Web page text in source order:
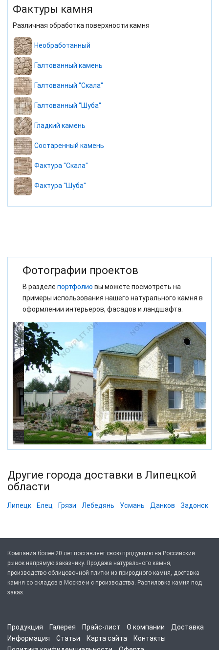
Фактуры камня
Различная обработка поверхности камня
Необработанный
Галтованный камень
Галтованный "Скала"
Галтованный "Шуба"
Гладкий камень
Состаренный камень
Фактура "Скала"
Фактура "Шуба"
Фотографии проектов
В разделе портфолио вы можете посмотреть на
примеры использования нашего натурального камня в
оформлении интерьеров, фасадов и ландшафта.
Другие города доставки в Липецкой
области
Липецк Елец Грязи Лебедянь Усмань Данков Задонск
Компания более 20 лет поставляет свою продукцию на Российский
рынок напрямую заказчику. Продажа натурального камня,
производство облицовочной плитки из природного камня, доставка
камня со складов в Москве и с производства. Распиловка камня под
заказ.
Продукция Галерея Прайс-лист О компании
Доставка
Информация
Статьи Карта сайта
Контакты